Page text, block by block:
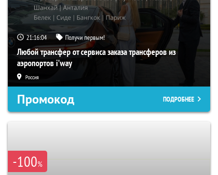
21:16:04 Получи первым!
Любой трансфер от сервиса заказа трансферов из
аэропортов i'way
Россия
Промокод ПОДРОБНЕЕ
-100%